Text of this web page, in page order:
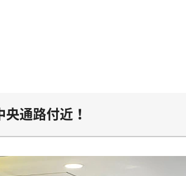
通路付近！